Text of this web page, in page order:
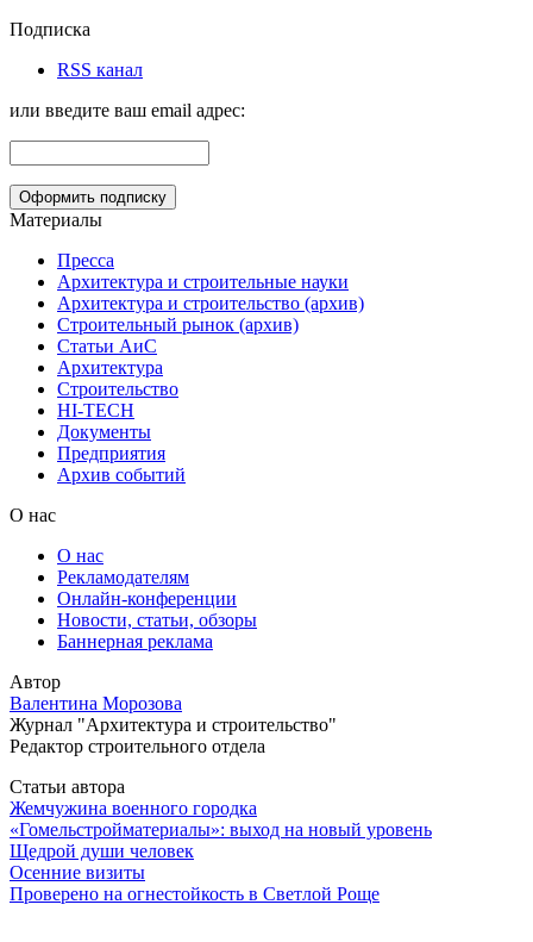
Подписка
RSS канал
или введите ваш email адрес:
Материалы
Пресса
Архитектура и строительные науки
Архитектура и строительство (архив)
Строительный рынок (архив)
Статьи АиС
Архитектура
Строительство
HI-TECH
Документы
Предприятия
Архив событий
О нас
О нас
Рекламодателям
Онлайн-конференции
Новости, статьи, обзоры
Баннерная реклама
Автор
Валентина Морозова
Журнал "Архитектура и строительство"
Редактор строительного отдела
Статьи автора
Жемчужина военного городка
«Гомельстройматериалы»: выход на новый уровень
Щедрой души человек
Осенние визиты
Проверено на огнестойкость в Светлой Роще